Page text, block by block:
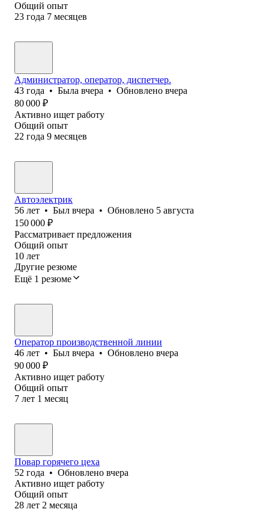
Общий опыт
23 года 7 месяцев
Администратор, оператор, диспетчер.
43 года • Была вчера • Обновлено вчера
80 000 ₽
Активно ищет работу
Общий опыт
22 года 9 месяцев
Автоэлектрик
56 лет • Был вчера • Обновлено 5 августа
150 000 ₽
Рассматривает предложения
Общий опыт
10 лет
Другие резюме
Ещё 1 резюме
Оператор производственной линии
46 лет • Был вчера • Обновлено вчера
90 000 ₽
Активно ищет работу
Общий опыт
7 лет 1 месяц
Повар горячего цеха
52 года • Обновлено вчера
Активно ищет работу
Общий опыт
28 лет 2 месяца